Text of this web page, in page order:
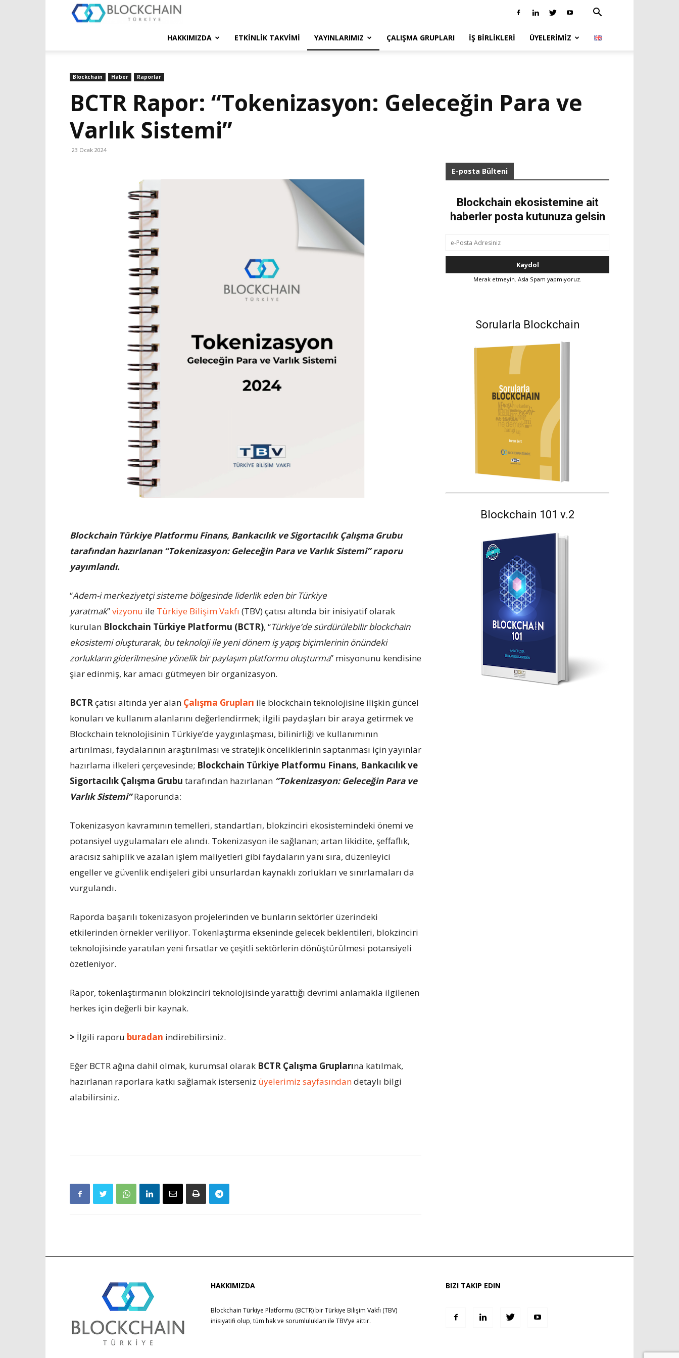
Türkiye
HAKKIMIZDA ETKINLIK TAKVIMI YAYINLARIMIZ ÇALIŞMA GRUPLARI İŞ BIRLIKLERI ÜYELERIMIZ
Blockchain Haber Raporlar
BCTR Rapor: “Tokenizasyon: Geleceğin Para ve
Varlık Sistemi”
23 Ocak 2024
Blockchain Türkiye Platformu Finans, Bankacılık ve Sigortacılık Çalışma Grubu
tarafından hazırlanan “Tokenizasyon: Geleceğin Para ve Varlık Sistemi” raporu
yayımlandı.
“Adem-i merkeziyetçi sisteme bölgesinde liderlik eden bir Türkiye
yaratmak”vizyonu ile Türkiye Bilişim Vakfı (TBV) çatısı altında bir inisiyatif olarak
kurulan Blockchain Türkiye Platformu (BCTR), “Türkiye’de sürdürülebilir blockchain
ekosistemi oluşturarak, bu teknoloji ile yeni dönem iş yapış biçimlerinin önündeki
zorlukların giderilmesine yönelik bir paylaşım platformu oluşturma” misyonunu kendisine
şiar edinmiş, kar amacı gütmeyen bir organizasyon.
BCTRçatısı altında yer alan Çalışma Grupları ile blockchain teknolojisine ilişkin güncel
konuları ve kullanım alanlarını değerlendirmek; ilgili paydaşları bir araya getirmek ve
Blockchain teknolojisinin Türkiye’de yaygınlaşması, bilinirliği ve kullanımının
artırılması, faydalarının araştırılması ve stratejik önceliklerinin saptanması için yayınlar
hazırlama ilkeleri çerçevesinde; Blockchain Türkiye Platformu Finans, Bankacılık ve
Sigortacılık Çalışma Grubu tarafından hazırlanan “Tokenizasyon: Geleceğin Para ve
Varlık Sistemi”Raporunda:
Tokenizasyon kavramının temelleri, standartları, blokzinciri ekosistemindeki önemi ve
potansiyel uygulamaları ele alındı. Tokenizasyon ile sağlanan; artan likidite, şeffaflık,
aracısız sahiplik ve azalan işlem maliyetleri gibi faydaların yanı sıra, düzenleyici
engeller ve güvenlik endişeleri gibi unsurlardan kaynaklı zorlukları ve sınırlamaları da
vurgulandı.
Raporda başarılı tokenizasyon projelerinden ve bunların sektörler üzerindeki
etkilerinden örnekler veriliyor. Tokenlaştırma ekseninde gelecek beklentileri, blokzinciri
teknolojisinde yaratılan yeni fırsatlar ve çeşitli sektörlerin dönüştürülmesi potansiyeli
özetleniyor.
Rapor, tokenlaştırmanın blokzinciri teknolojisinde yarattığı devrimi anlamakla ilgilenen
herkes için değerli bir kaynak.
> İlgili raporu buradan indirebilirsiniz.
Eğer BCTR ağına dahil olmak, kurumsal olarak BCTR Çalışma Gruplarına katılmak,
hazırlanan raporlara katkı sağlamak isterseniz üyelerimiz sayfasındandetaylı bilgi
alabilirsiniz.
E-posta Bülteni
Blockchain ekosistemine ait
haberler posta kutunuza gelsin
Merak etmeyin. Asla Spam yapmıyoruz.
Sorularla Blockchain
Blockchain 101 v.2
HAKKIMIZDA
Blockchain Türkiye Platformu (BCTR) birTürkiye Bilişim Vakfı (TBV)
inisiyatifi olup, tüm hak ve sorumlulukları ile TBV’ye aittir.
BIZI TAKIP EDIN